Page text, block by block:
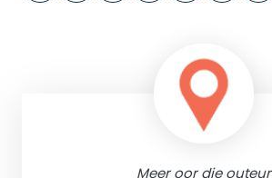
Meer oor die outeur